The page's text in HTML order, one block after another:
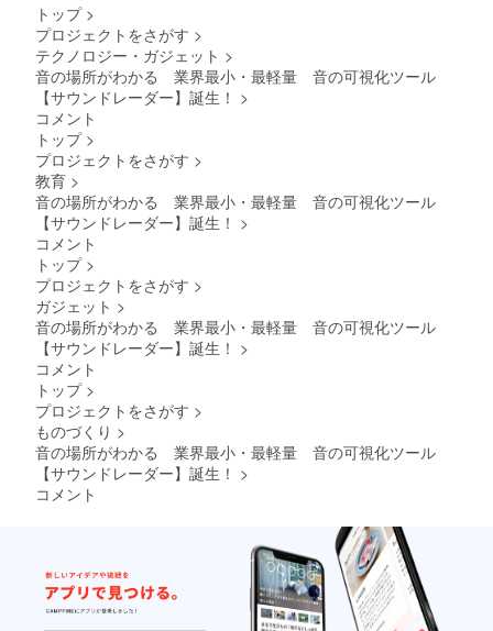
トップ >
プロジェクトをさがす >
テクノロジー・ガジェット >
音の場所がわかる 業界最小・最軽量 音の可視化ツール
【サウンドレーダー】誕生！ >
コメント
トップ >
プロジェクトをさがす >
教育 >
音の場所がわかる 業界最小・最軽量 音の可視化ツール
【サウンドレーダー】誕生！ >
コメント
トップ >
プロジェクトをさがす >
ガジェット >
音の場所がわかる 業界最小・最軽量 音の可視化ツール
【サウンドレーダー】誕生！ >
コメント
トップ >
プロジェクトをさがす >
ものづくり >
音の場所がわかる 業界最小・最軽量 音の可視化ツール
【サウンドレーダー】誕生！ >
コメント